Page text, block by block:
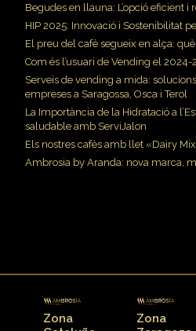
Begudes en llauna: L’opció eficient
HIP 2025: Innovació i Sostenibilitat
El preu del cafè segueix en alça: què
Com és l’usuari de Vending el
Serveis de vending a mida:
empreses a Saragossa, Osca i Terol
La Importància de la Hidratació a
saludable amb ServiJalon
Els nostres cafès amb llet «Dairy
Ambrosia by Aranda: nova marca,
Zona
Zona